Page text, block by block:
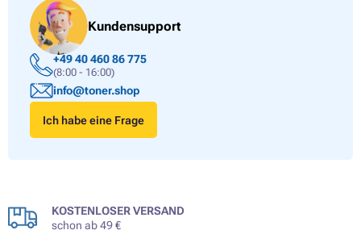
Kundensupport
+49 40 460 86 775
(8:00 - 16:00)
info@toner.shop
Ich habe eine Frage
KOSTENLOSER VERSAND
schon ab 49 €